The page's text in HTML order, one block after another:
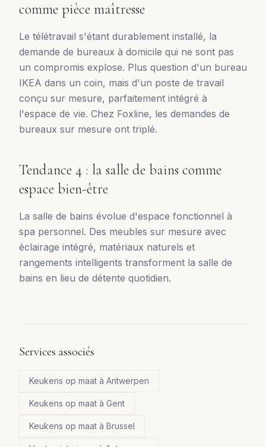
comme pièce maîtresse
Le télétravail s'étant durablement installé, la
demande de bureaux à domicile qui ne sont pas
un compromis explose. Plus question d'un bureau
IKEA dans un coin, mais d'un poste de travail
conçu sur mesure, parfaitement intégré à
l'espace de vie. Chez Foxline, les demandes de
bureaux sur mesure ont triplé.
Tendance 4 : la salle de bains comme
espace bien-être
La salle de bains évolue d'espace fonctionnel à
spa personnel. Des meubles sur mesure avec
éclairage intégré, matériaux naturels et
rangements intelligents transforment la salle de
bains en lieu de détente quotidien.
Services associés
Keukens op maat à Antwerpen
Keukens op maat à Gent
Keukens op maat à Brussel